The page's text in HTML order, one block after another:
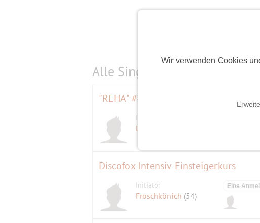
Wir verwenden Cookies
Alle Single-Events am
Initiator
Lothar01
Discofox Intensiv Einsteigerkurs
Initiator
Froschkönich (54)
Eine